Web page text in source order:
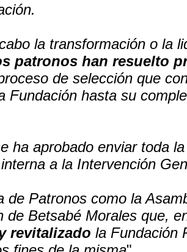
la transformación o la
patronos han resuelto
de selección que
Fundación hasta su
ha aprobado enviar toda
a la Intervención
de Patronos como la
de Betsabé Morales que,
revitalizado la Fundación